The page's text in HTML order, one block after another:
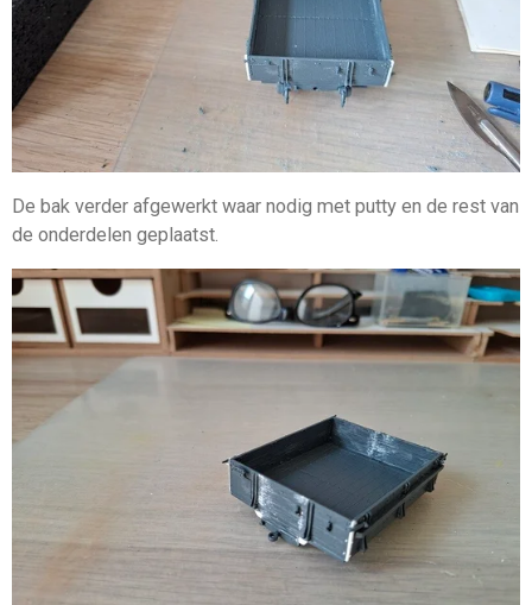
De bak verder afgewerkt waar nodig met putty en de rest van
de onderdelen geplaatst.